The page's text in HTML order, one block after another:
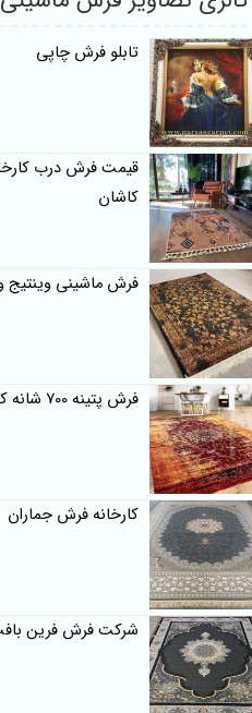
تابلو فرش چاپی
قیمت فرش درب کارخانه
کاشان
فرش ماشینی وینتیج و پتینه
فرش پتینه 700 شانه کهنه نما
کارخانه فرش جماران
شرکت فرش فرین بافت